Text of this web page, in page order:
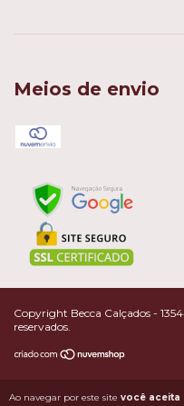
Ao navegar por este site você aceita
Meios de envio
Copyright Becca Calçados -
reservados.